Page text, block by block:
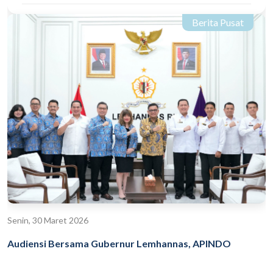
Berita Pusat
Senin, 30 Maret 2026
Audiensi Bersama Gubernur Lemhannas, APINDO